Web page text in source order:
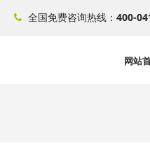
全国免费咨询热线： 400-
网站